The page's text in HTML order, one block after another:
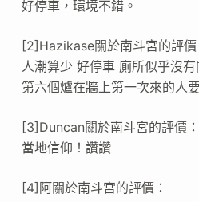
好停車，環境不錯。
[2]Hazikase關於南斗宮的評價
人潮算少 好停車 廁所似乎沒
第六個爐在牆上第一次來的人
[3]Duncan關於南斗宮的評價：
當地信仰！讚讚
[4]阿關於南斗宮的評價：